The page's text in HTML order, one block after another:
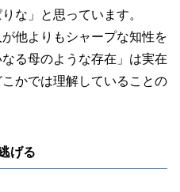
な」と思っています。
他よりもシャープな知性を
る母のような存在」は実在
かでは理解していることの
げる